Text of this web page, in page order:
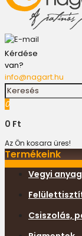
Kérdése
van?
info@nagart.hu
0
0 Ft
Az Ön kosara üres!
Termékeink
Vegyi
Csiszolás,